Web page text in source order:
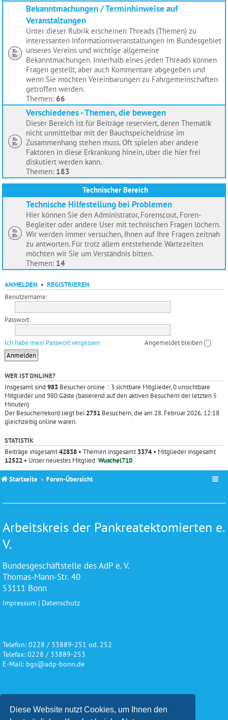
Diese Website nutzt Cookies, um Ihnen den
Bekanntmachungen / Terminhinweise auf
Veranstaltungen
Unter dieser Rubrik erscheinen Threads (Themen) zu
interessanten Informationsveranstaltungen im Bundesgebiet
unseres Vereins und wichtige allgemeine
Bekanntmachungen. Innerhalb eines jeden Threads können
Fragen gestellt, aber auch Kommentare abgegeben und
wenn Sie möchten Vereinbarungen zu Fahrgemeinschaften
getroffen werden.
Themen: 66
Verschiedenes - Themen, die bewegen
Dieser Bereich ist für Beiträge reserviert, deren Thematik
nicht unmittelbar mit der Bauchspeicheldrüse im
Zusammenhang stehen muss. Oft spielen aber andere
Faktoren in diese Erkrankung hinein, über die hier frei
diskutiert werden kann.
Themen: 183
Technischer Bereich
Technische Hilfestellung bei Problemen
Hier können Sie den Administrator, Forenscout, Foren-
Begleiter oder andere User mit technischen Fragen löchern.
Wir werden immer versuchen, Ihnen auf Ihre Fragen zeitnah
zu antworten. Für trotz allem entstehende Wartezeiten
möchten wir Sie um Verständnis bitten.
Themen: 14
ANMELDEN • REGISTRIEREN
Benutzername:
Passwort:
Ich habe mein Passwort vergessen Angemeldet bleiben
WER IST ONLINE?
Insgesamt sind 983 Besucher online :: 3 sichtbare Mitglieder, 0 unsichtbare
Mitglieder und 980 Gäste (basierend auf den aktiven Besuchern der letzten 5
Minuten)
Der Besucherrekord liegt bei 2751 Besuchern, die am 28. Februar 2026, 12:18
gleichzeitig online waren.
STATISTIK
Beiträge insgesamt42838 • Themen insgesamt3374• Mitglieder insgesamt
12522 • Unser neuestes Mitglied:Wuschel710
Startseite Foren-Übersicht
Arbeitskreis der Pankreatektomierten e.
V.
Bundesgeschäftstelle des AdP e. V.
Thomas-Mann-Str. 40
53111 Bonn
Impressum | Datenschutz
Telefon: 0228 / 33889-251 od. 252
Telefax: 0228 / 33889-253
E-Mail: bgs@adp-bonn.de
Wir danken für die freundliche
Unterstützung und Förderung